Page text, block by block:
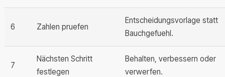
6 Zahlen pruefen
Entscheidungsvorlage statt
Bauchgefuehl.
7
Nächsten Schritt
festlegen
Behalten, verbessern oder
verwerfen.